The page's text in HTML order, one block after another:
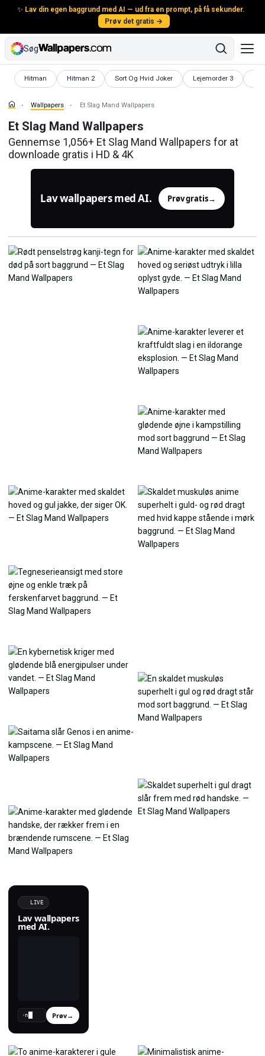
✨ Lav din egen baggrund med AI — ud fra en prompt, på få sekunder.
Prøv det gratis →
Søg
Hitman
Wallpapers Hitman 2
Wallpapers Sort Og Hvid Joker
Wallpapers Lejemorder 3
Wallpapers
Wallpapers Et Slag Mand Wallpapers
Et Slag Mand Wallpapers
Gennemse 1,056+ Et Slag Mand Wallpapers for at
downloade gratis i HD & 4K
Lav wallpapers med AI. Prøv gratis→
LIVE
Lav wallpapers
med AI.
› Prøv